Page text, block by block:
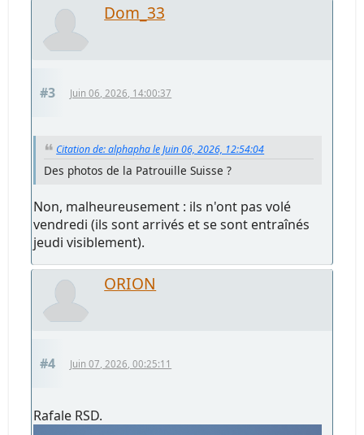
Dom_33
#3 Juin 06, 2026, 14:00:37
Citation de: alphapha le Juin 06, 2026, 12:54:04
Des photos de la Patrouille Suisse ?
Non, malheureusement : ils n'ont pas volé
vendredi (ils sont arrivés et se sont entraînés
jeudi visiblement).
ORION
#4 Juin 07, 2026, 00:25:11
Rafale RSD.